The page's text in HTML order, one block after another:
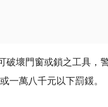
壞門窗或鎖之工具，
一萬八千元以下罰鍰。